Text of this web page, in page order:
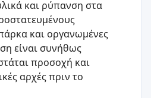
και ρύπανση στα
και οργανωμένες
είναι συνήθως
προσοχή και
αρχές πριν το